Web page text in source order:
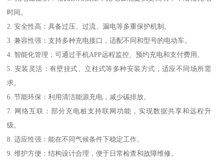
时间。
2. 安全性高：具备过压、过流、漏电等多重保护机制。
3. 兼容性强：支持多种充电接口，适配不同和型号的电动车。
4. 智能化管理：可通过手机APP远程监控、预约充电和支付费用。
5. 安装灵活：有壁挂式、立柱式等多种安装方式，适应不同场所需
求。
6. 节能环保：利用清洁能源充电，减少碳排放。
7. 网络互联：部分充电桩支持联网功能，实现数据共享和远程升
级。
8. 适应性强：能在不同气候条件下稳定工作。
9. 维护方便：结构设计合理，便于日常检查和故障维修。